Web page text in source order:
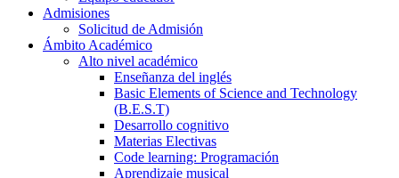
Admisiones
Solicitud de Admisión
Ámbito Académico
Alto nivel académico
Enseñanza del inglés
Basic Elements of Science and Technology
(B.E.S.T)
Desarrollo cognitivo
Materias Electivas
Code learning: Programación
Aprendizaje musical